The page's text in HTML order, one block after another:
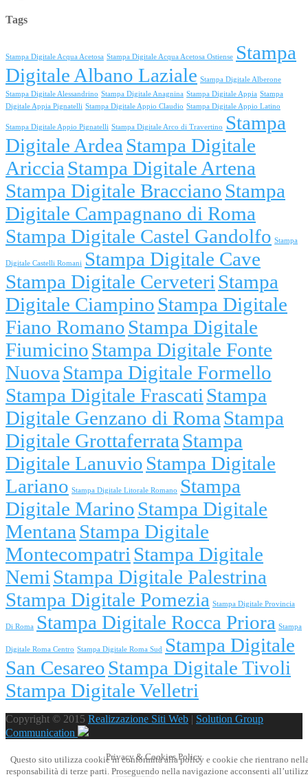
Tags
Stampa Digitale Acqua Acetosa Stampa Digitale Acqua Acetosa Ostiense Stampa
Digitale Albano Laziale Stampa Digitale Alberone
Stampa Digitale Alessandrino Stampa Digitale Anagnina Stampa Digitale Appia Stampa
Digitale Appia Pignatelli Stampa Digitale Appio Claudio Stampa Digitale Appio Latino
Stampa Digitale Appio Pignatelli Stampa Digitale Arco di Travertino
Stampa
Digitale Ardea Stampa Digitale
Ariccia Stampa Digitale Artena
Stampa Digitale Bracciano Stampa
Digitale Campagnano di Roma
Stampa Digitale Castel Gandolfo Stampa
Digitale Castelli Romani
Stampa Digitale Cave
Stampa Digitale Cerveteri Stampa
Digitale Ciampino Stampa Digitale
Fiano Romano Stampa Digitale
Fiumicino Stampa Digitale Fonte
Nuova Stampa Digitale Formello
Stampa Digitale Frascati Stampa
Digitale Genzano di Roma Stampa
Digitale Grottaferrata Stampa
Digitale Lanuvio Stampa Digitale
Lariano Stampa Digitale Litorale Romano
Stampa
Digitale Marino Stampa Digitale
Mentana Stampa Digitale
Montecompatri Stampa Digitale
Nemi Stampa Digitale Palestrina
Stampa Digitale Pomezia Stampa Digitale Provincia
Di Roma Stampa Digitale Rocca Priora Stampa
Digitale Roma Centro Stampa Digitale Roma Sud
Stampa Digitale
San Cesareo Stampa Digitale Tivoli
Stampa Digitale Velletri
Copyright © 2015 Realizzazione Siti Web | Solution Group
Communication
Questo sito utilizza cookie in conformità alla policy e cookie che rientrano
responsabilità di terze parti. Proseguendo nella navigazione acconsenti
Privacy & Cookies Policy